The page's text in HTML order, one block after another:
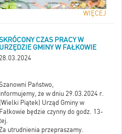
WIĘCEJ
CZAS PRACY W
URZĘDZIE GMINY W FAŁKOWIE
28.03.2024
Państwo,
informujemy, że w dniu 29.03.2024 r.
(Wielki Piątek) Urząd Gminy w
Fałkowie będzie czynny do godz. 13-
Za utrudnienia przepraszamy.